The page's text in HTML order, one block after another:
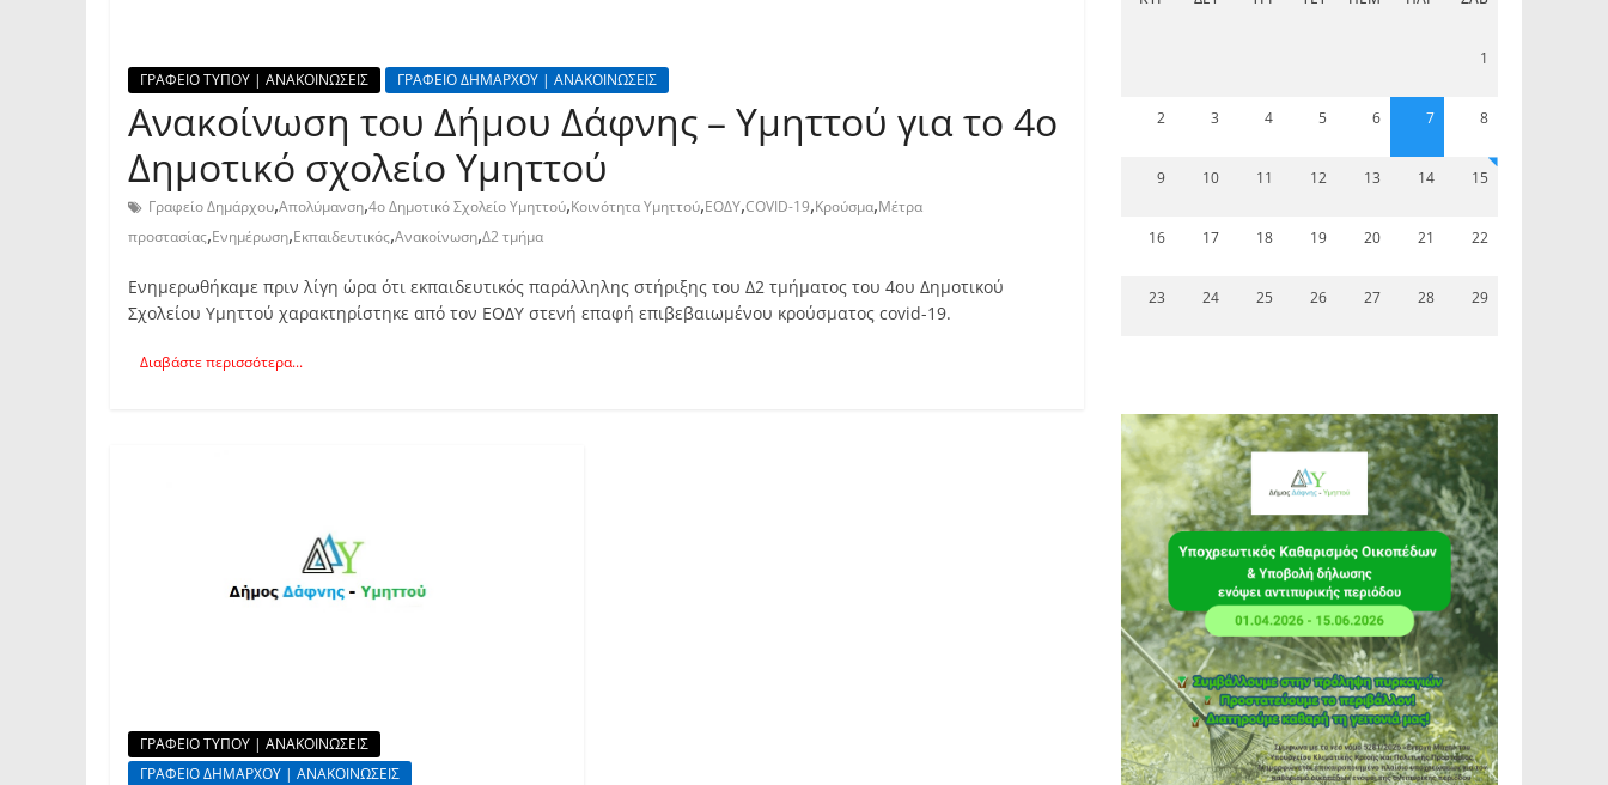
ΓΡΑΦΕΙΟ ΤΥΠΟΥ | ΑΝΑΚΟΙΝΩΣΕΙΣ ΓΡΑΦΕΙΟ ΔΗΜΑΡΧΟΥ | ΑΝΑΚΟΙΝΩΣΕΙΣ
Ανακοίνωση του Δήμου Δάφνης – Υμηττού για το 4ο
Δημοτικό σχολείο Υμηττού
Γραφείο Δημάρχου,Απολύμανση,4ο Δημοτικό Σχολείο Υμηττού,Κοινότητα Υμηττού,ΕΟΔΥ,COVID-19,Κρούσμα,Μέτρα
προστασίας,Ενημέρωση,Εκπαιδευτικός,Ανακοίνωση,Δ2 τμήμα
Ενημερωθήκαμε πριν λίγη ώρα ότι εκπαιδευτικός παράλληλης στήριξης του Δ2 τμήματος του 4ου Δημοτικού
Σχολείου Υμηττού χαρακτηρίστηκε από τον ΕΟΔΥ στενή επαφή επιβεβαιωμένου κρούσματος covid-19.
Διαβάστε περισσότερα...
ΓΡΑΦΕΙΟ ΤΥΠΟΥ | ΑΝΑΚΟΙΝΩΣΕΙΣ
ΓΡΑΦΕΙΟ ΔΗΜΑΡΧΟΥ | ΑΝΑΚΟΙΝΩΣΕΙΣ
1
2 3 4 5 6 7 8
9 10 11 12 13 14 15
16 17 18 19 20 21 22
23 24 25 26 27 28 29